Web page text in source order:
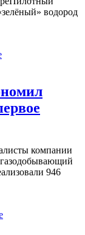
водород
компании
946